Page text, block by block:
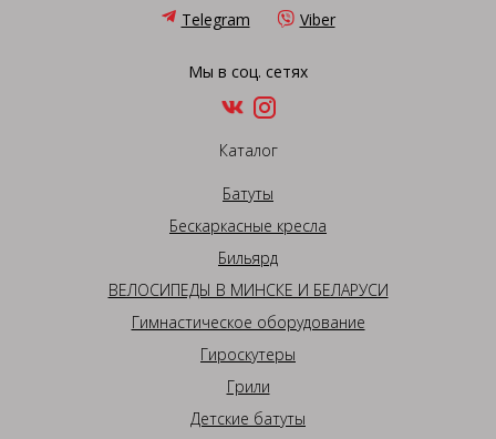
Telegram Viber
Мы в соц. сетях
Каталог
Батуты
Бескаркасные кресла
Бильярд
ВЕЛОСИПЕДЫ В МИНСКЕ И БЕЛАРУСИ
Гимнастическое оборудование
Гироскутеры
Грили
Детские батуты